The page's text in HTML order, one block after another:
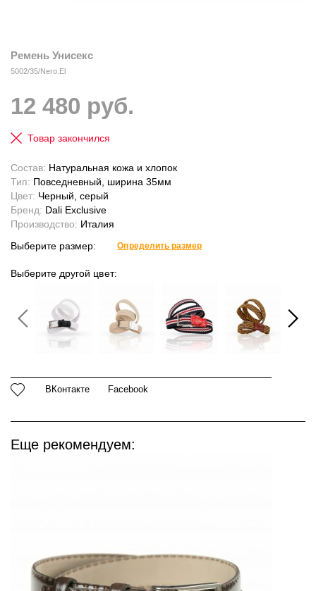
Ремень Унисекс
5002/35/Nero.El
12 480 руб.
Товар закончился
Состав: Натуральная кожа и хлопок
Тип: Повседневный, ширина 35мм
Цвет: Черный, серый
Бренд: Dali Exclusive
Производство: Италия
Выберите размер:
Определить размер
Выберите другой цвет:
ВКонтакте Facebook
Еще рекомендуем: